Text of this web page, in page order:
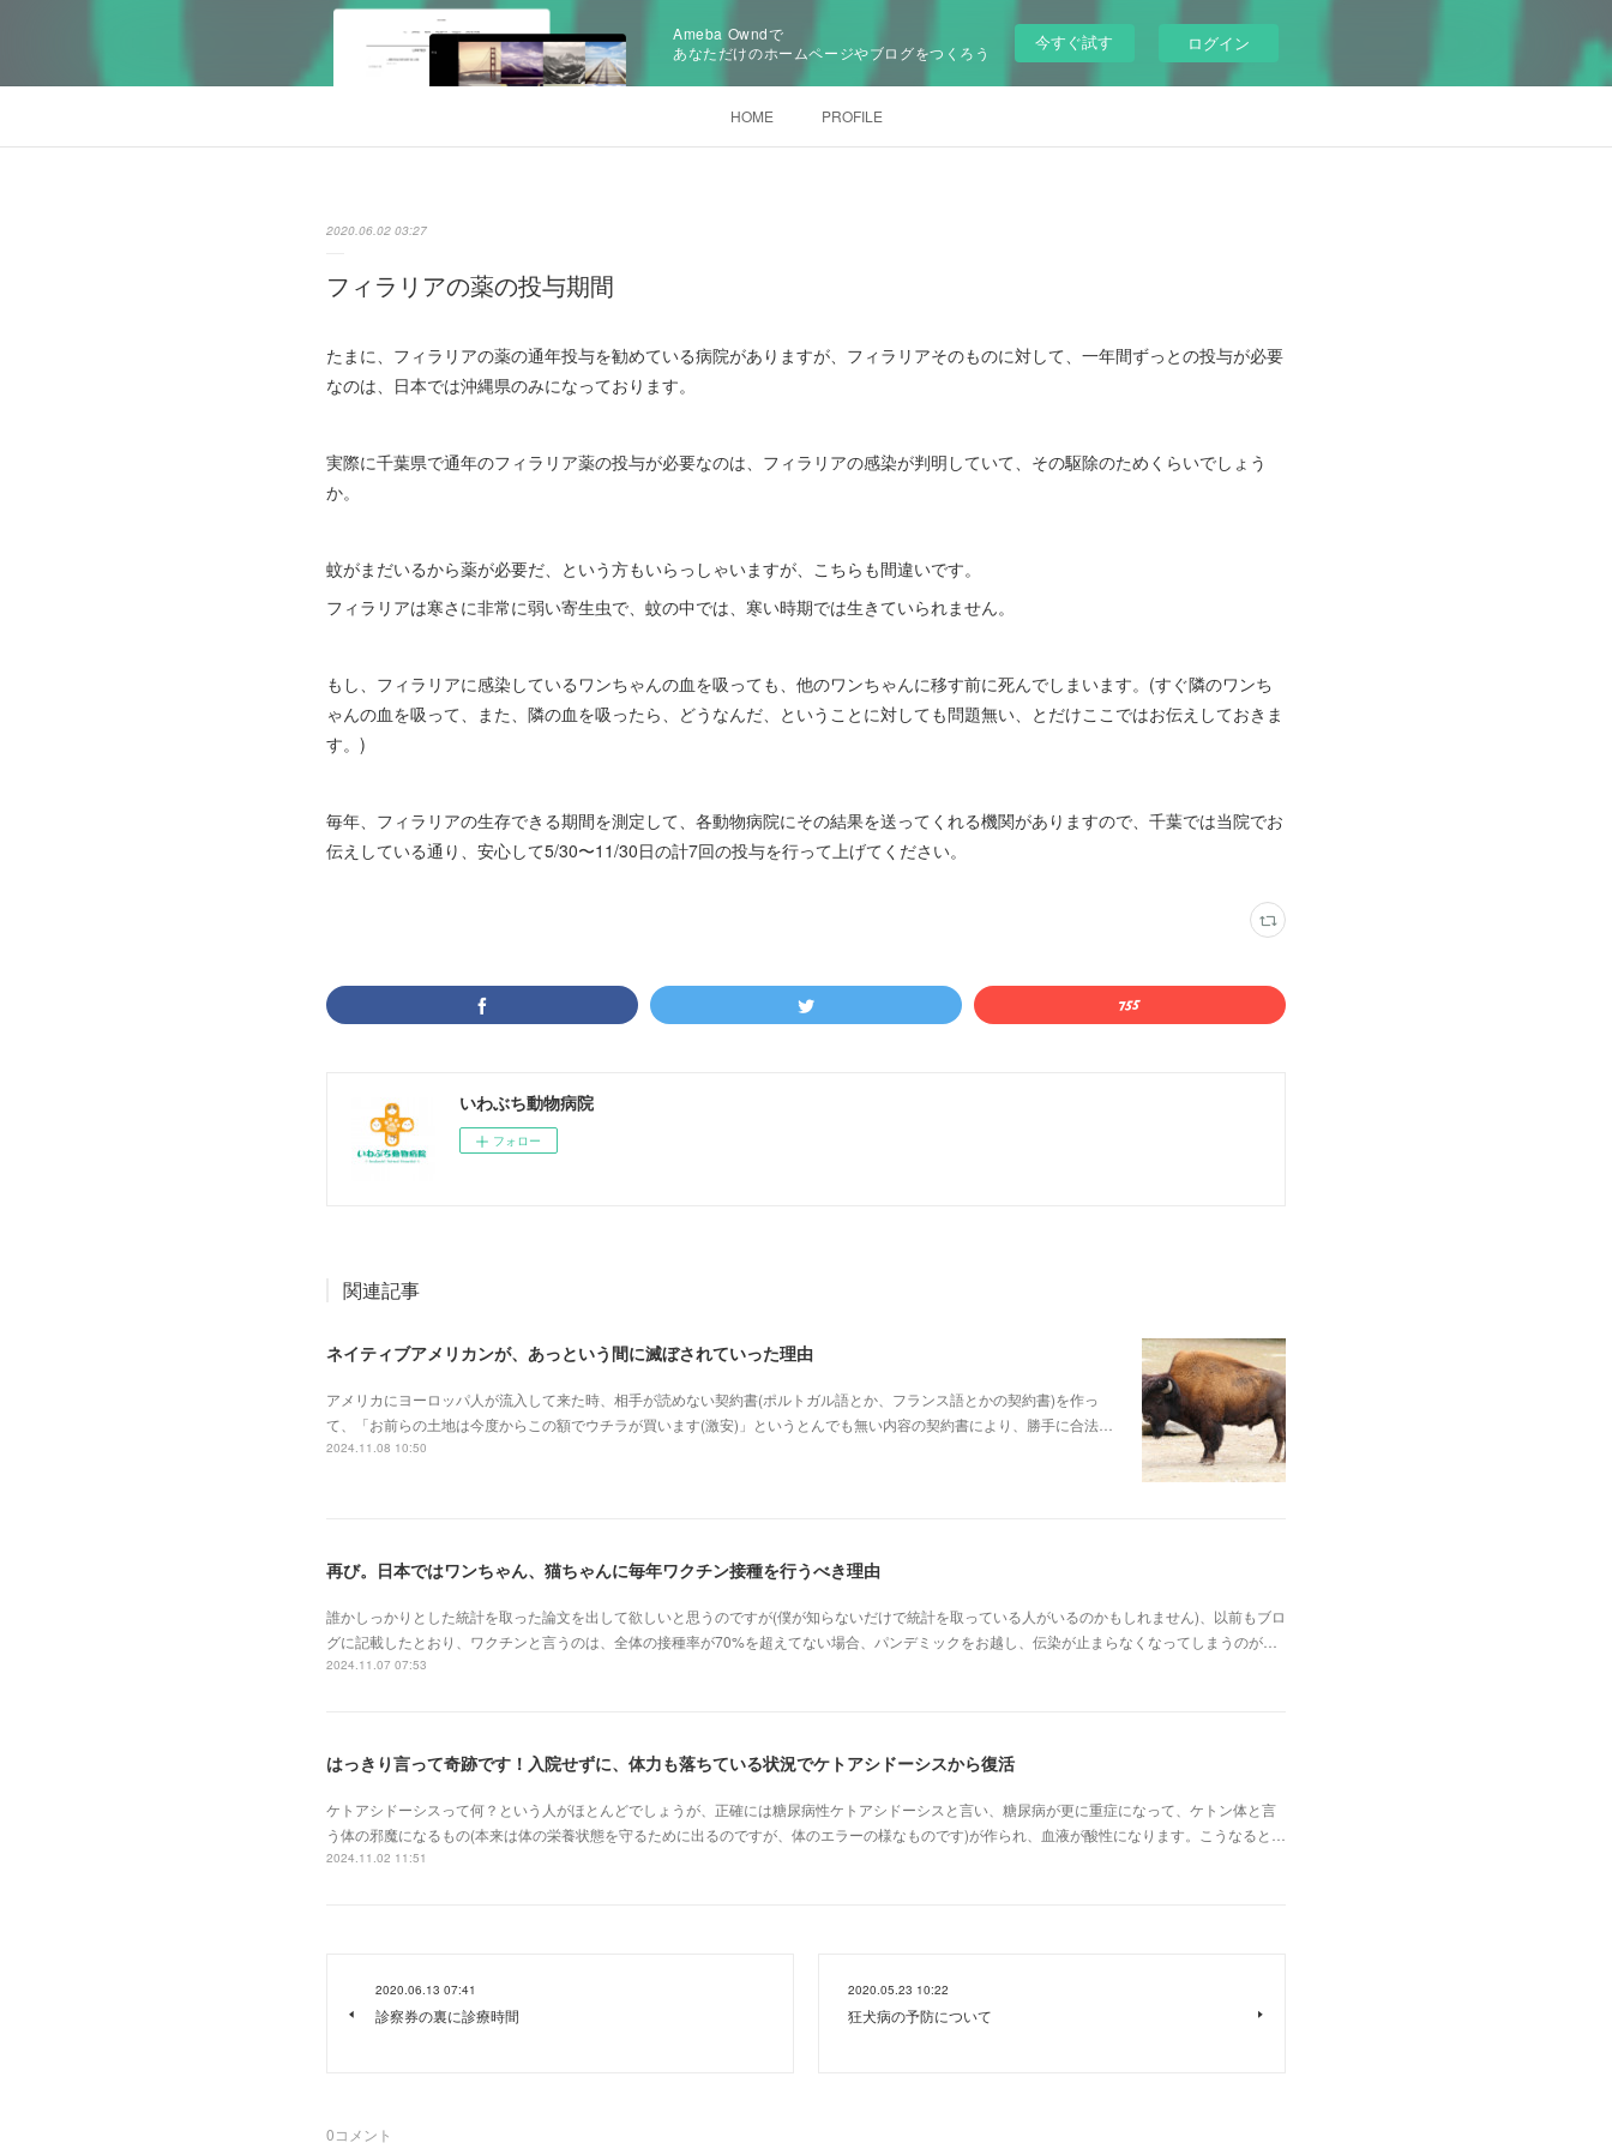
Ameba Owndで
あなただけのホームページやブログをつくろう
今すぐ試す ログイン
HOME PROFILE
2020.06.02 03:27
フィラリアの薬の投与期間
たまに、フィラリアの薬の通年投与を勧めている病院がありますが、フィラリアそのものに対して、一年間ずっとの投与が必要
なのは、日本では沖縄県のみになっております。
実際に千葉県で通年のフィラリア薬の投与が必要なのは、フィラリアの感染が判明していて、その駆除のためくらいでしょう
か。
蚊がまだいるから薬が必要だ、という方もいらっしゃいますが、こちらも間違いです。
フィラリアは寒さに非常に弱い寄生虫で、蚊の中では、寒い時期では生きていられません。
もし、フィラリアに感染しているワンちゃんの血を吸っても、他のワンちゃんに移す前に死んでしまいます。(すぐ隣のワンち
ゃんの血を吸って、また、隣の血を吸ったら、どうなんだ、ということに対しても問題無い、とだけここではお伝えしておきま
す。)
毎年、フィラリアの生存できる期間を測定して、各動物病院にその結果を送ってくれる機関がありますので、千葉では当院でお
伝えしている通り、安心して5/30〜11/30日の計7回の投与を行って上げてください。
いわぶち動物病院
フォロー
関連記事
ネイティブアメリカンが、あっという間に滅ぼされていった理由
アメリカにヨーロッパ人が流入して来た時、相手が読めない契約書(ポルトガル語とか、フランス語とかの契約書)を作っ
て、「お前らの土地は今度からこの額でウチラが買います(激安)」というとんでも無い内容の契約書により、勝手に合法…
2024.11.08 10:50
再び。日本ではワンちゃん、猫ちゃんに毎年ワクチン接種を行うべき理由
誰かしっかりとした統計を取った論文を出して欲しいと思うのですが(僕が知らないだけで統計を取っている人がいるのかもしれません)、以前もブロ
グに記載したとおり、ワクチンと言うのは、全体の接種率が70%を超えてない場合、パンデミックをお越し、伝染が止まらなくなってしまうのが…
2024.11.07 07:53
はっきり言って奇跡です！入院せずに、体力も落ちている状況でケトアシドーシスから復活
ケトアシドーシスって何？という人がほとんどでしょうが、正確には糖尿病性ケトアシドーシスと言い、糖尿病が更に重症になって、ケトン体と言
う体の邪魔になるもの(本来は体の栄養状態を守るために出るのですが、体のエラーの様なものです)が作られ、血液が酸性になります。こうなると…
2024.11.02 11:51
2020.06.13 07:41
診察券の裏に診療時間
2020.05.23 10:22
狂犬病の予防について
0コメント